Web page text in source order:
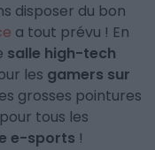
disposer du bon
a tout prévu ! En
salle high-tech
les gamers sur
grosses pointures
pour tous les
e-sports !